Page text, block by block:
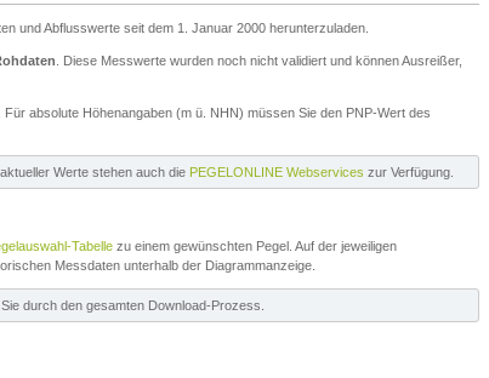
und Abflusswerte seit dem 1. Januar 2000 herunterzuladen.
. Diese Messwerte wurden noch nicht validiert und können Ausreißer,
. Für absolute Höhenangaben (m ü. NHN) müssen Sie den PNP-Wert des
Werte stehen auch die PEGELONLINE Webservices zur Verfügung.
Tabelle zu einem gewünschten Pegel. Auf der jeweiligen
Messdaten unterhalb der Diagrammanzeige.
durch den gesamten Download-Prozess.